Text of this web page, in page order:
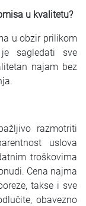
u kvalitetu?
u obzir prilikom
sagledati sve
najam bez
razmotriti
uslova
troškovima
Cena najma
takse i sve
obavezno